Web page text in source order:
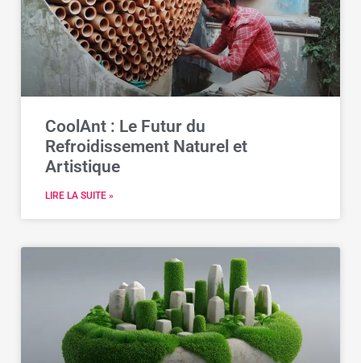
CoolAnt : Le Futur du
Refroidissement Naturel et
Artistique
LIRE LA SUITE »